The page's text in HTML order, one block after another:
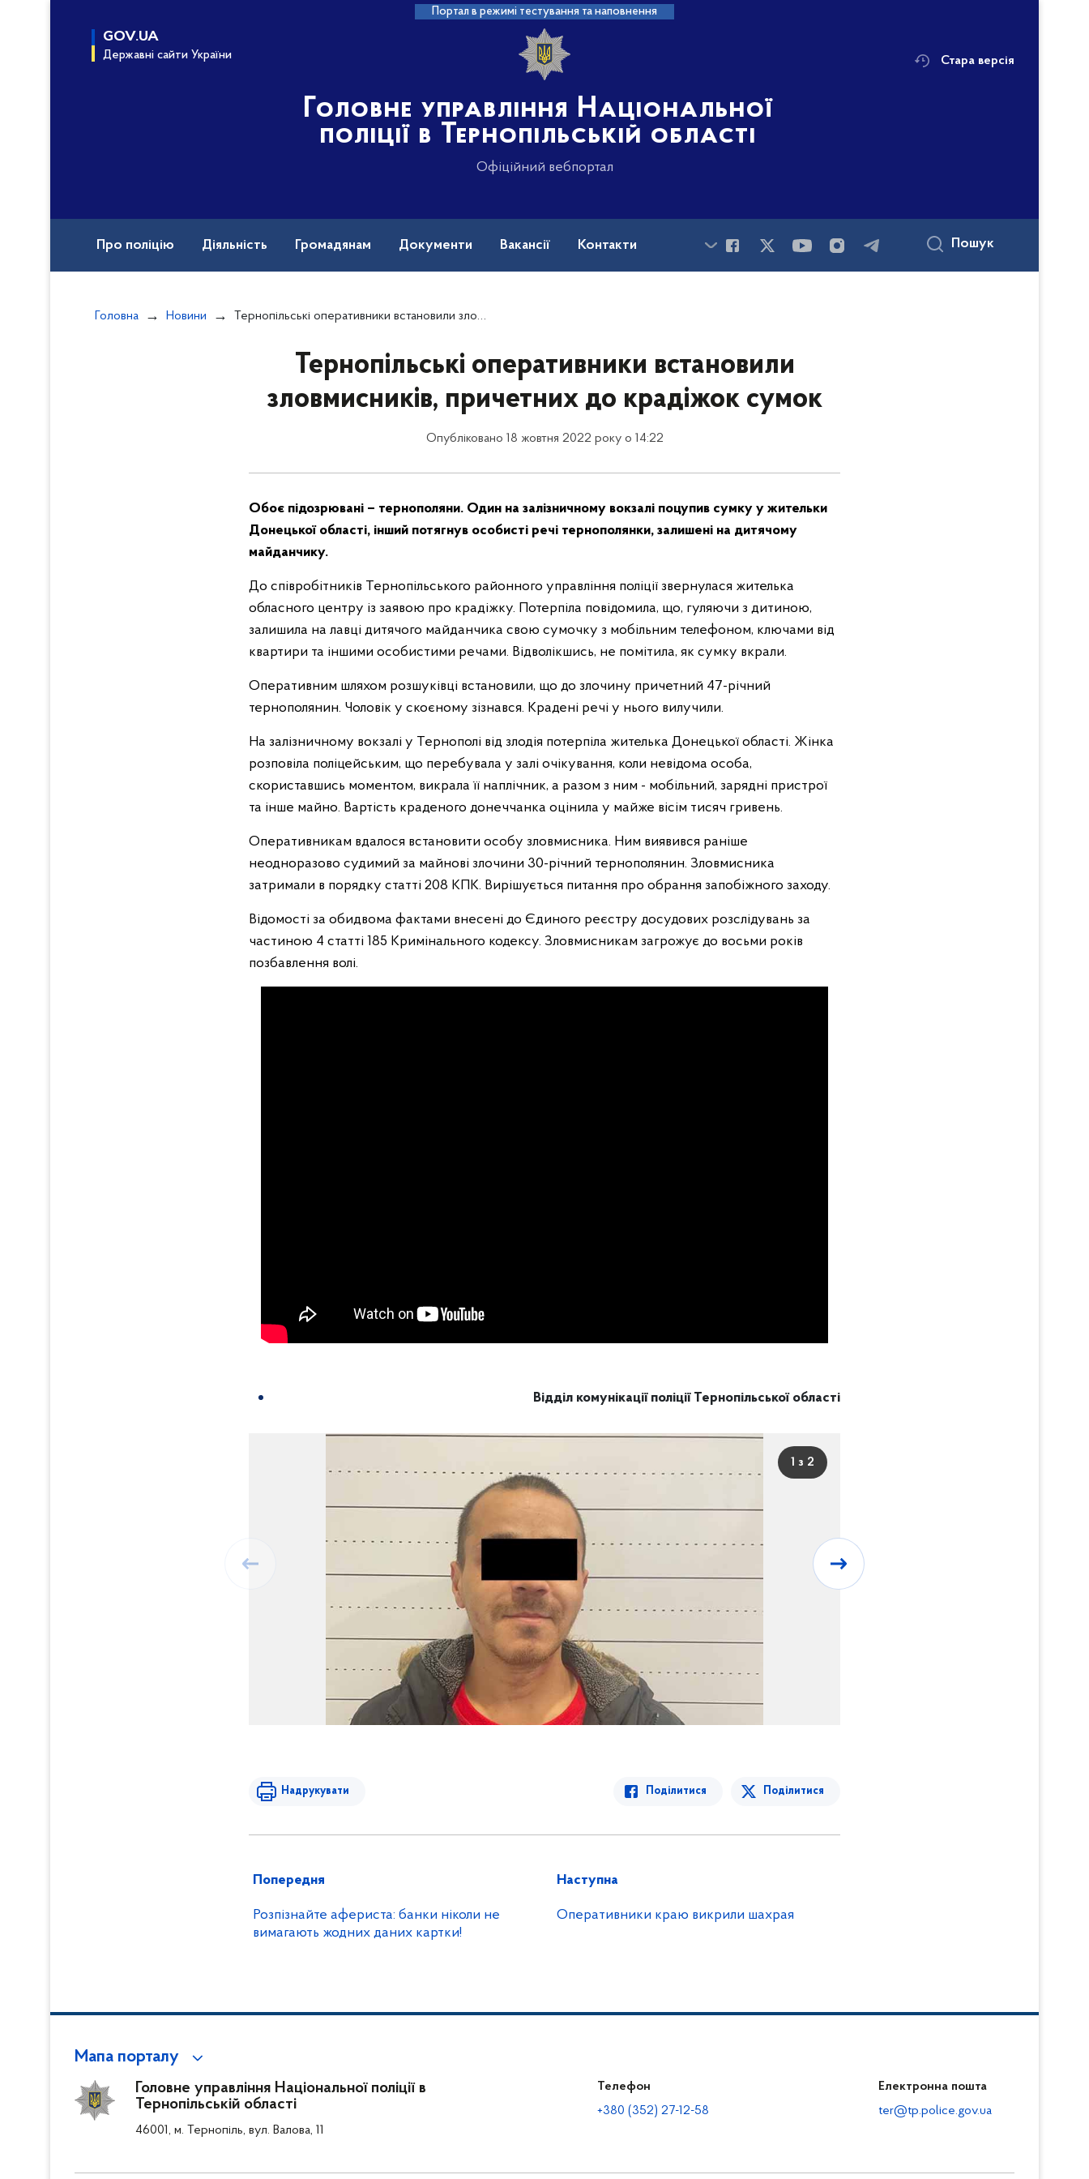
Портал в режимі тестування та наповнення
GOV.UA
Державні сайти України
Головне управління Національної
поліції в Тернопільській області
Офіційний вебпортал
Стара версія
Про поліцію Діяльність Громадянам Документи Вакансії Контакти Пошук
Головна Новини Тернопільські оперативники встановили зловмисників, причетних до крадіжок сумок
Тернопільські оперативники встановили
зловмисників, причетних до крадіжок сумок
Опубліковано 18 жовтня 2022 року о 14:22
Обоє підозрювані – тернополяни. Один на залізничному вокзалі поцупив сумку у жительки
Донецької області, інший потягнув особисті речі тернополянки, залишені на дитячому
майданчику.
До співробітників Тернопільського районного управління поліції звернулася жителька
обласного центру із заявою про крадіжку. Потерпіла повідомила, що, гуляючи з дитиною,
залишила на лавці дитячого майданчика свою сумочку з мобільним телефоном, ключами від
квартири та іншими особистими речами. Відволікшись, не помітила, як сумку вкрали.
Оперативним шляхом розшуківці встановили, що до злочину причетний 47-річний
тернополянин. Чоловік у скоєному зізнався. Крадені речі у нього вилучили.
На залізничному вокзалі у Тернополі від злодія потерпіла жителька Донецької області. Жінка
розповіла поліцейським, що перебувала у залі очікування, коли невідома особа,
скориставшись моментом, викрала її наплічник, а разом з ним - мобільний, зарядні пристрої
та інше майно. Вартість краденого донеччанка оцінила у майже вісім тисяч гривень.
Оперативникам вдалося встановити особу зловмисника. Ним виявився раніше
неодноразово судимий за майнові злочини 30-річний тернополянин. Зловмисника
затримали в порядку статті 208 КПК. Вирішується питання про обрання запобіжного заходу.
Відомості за обидвома фактами внесені до Єдиного реєстру досудових розслідувань за
частиною 4 статті 185 Кримінального кодексу. Зловмисникам загрожує до восьми років
позбавлення волі.
Відділ комунікації поліції Тернопільської області
1 з 2
Надрукувати Поділитися Поділитися
Попередня
Розпізнайте афериста: банки ніколи не
вимагають жодних даних картки!
Наступна
Оперативники краю викрили шахрая
Мапа порталу
Головне управління Національної поліції в
Тернопільській області
46001, м. Тернопіль, вул. Валова, 11
Телефон
+380 (352) 27-12-58
Електронна пошта
ter@tp.police.gov.ua